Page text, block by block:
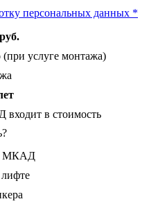
персональных данных *
(при услуге монтажа)
в стоимость
МКАД